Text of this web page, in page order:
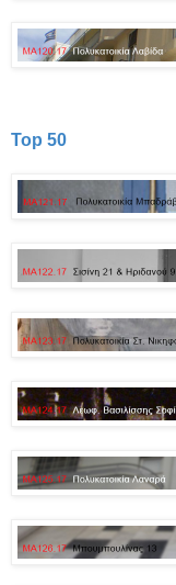
Top 50